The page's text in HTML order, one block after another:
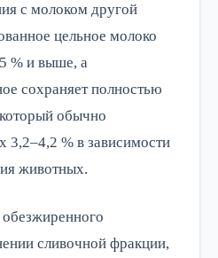
с молоком другой
цельное молоко
% и выше, а
сохраняет полностью
обычно
3,2–4,2 % в зависимости
животных.
сливочной фракции,